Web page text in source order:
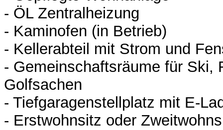
- ÖL Zentralheizung
- Kaminofen (in Betrieb)
- Kellerabteil mit Strom und
- Gemeinschaftsräume für Ski,
Golfsachen
- Tiefgaragenstellplatz mit E-
- Erstwohnsitz oder